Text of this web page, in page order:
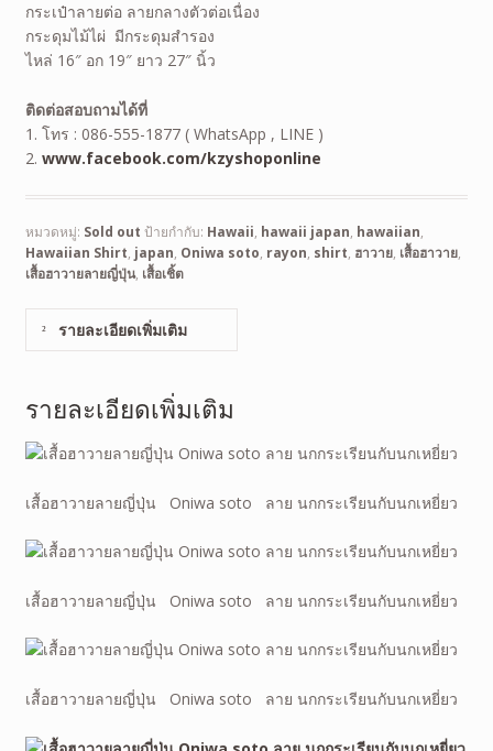
กระเป๋าลายต่อ ลายกลางตัวต่อเนื่อง
กระดุมไม้ไผ่ มีกระดุมสำรอง
ไหล่ 16″ อก 19″ ยาว 27″ นิ้ว
ติดต่อสอบถามได้ที่
1. โทร : 086-555-1877 ( WhatsApp , LINE )
2. www.facebook.com/kzyshoponline
หมวดหมู่: Sold out ป้ายกำกับ: Hawaii, hawaii japan, hawaiian,
Hawaiian Shirt, japan, Oniwa soto, rayon, shirt, ฮาวาย, เสื้อฮาวาย,
เสื้อฮาวายลายญี่ปุ่น, เสื้อเชิ้ต
รายละเอียดเพิ่มเติม
รายละเอียดเพิ่มเติม
เสื้อฮาวายลายญี่ปุ่น Oniwa soto ลาย นกกระเรียนกับนกเหยี่ยว
เสื้อฮาวายลายญี่ปุ่น Oniwa soto ลาย นกกระเรียนกับนกเหยี่ยว
เสื้อฮาวายลายญี่ปุ่น Oniwa soto ลาย นกกระเรียนกับนกเหยี่ยว